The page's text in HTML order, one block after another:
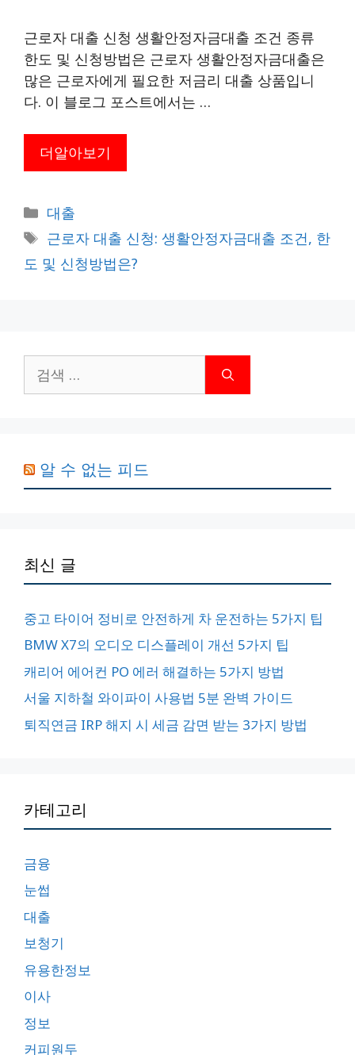
근로자 대출 신청 생활안정자금대출 조건 종류
한도 및 신청방법은 근로자 생활안정자금대출은
많은 근로자에게 필요한 저금리 대출 상품입니
다. 이 블로그 포스트에서는 …
더알아보기
카
테
고
리
대출
태
그
근로자 대출 신청: 생활안정자금대출 조건, 한
도 및 신청방법은?
색:
알 수 없는 피드
최신 글
중고 타이어 정비로 안전하게 차 운전하는 5가지 팁
BMW X7의 오디오 디스플레이 개선 5가지 팁
캐리어 에어컨 PO 에러 해결하는 5가지 방법
서울 지하철 와이파이 사용법 5분 완벽 가이드
퇴직연금 IRP 해지 시 세금 감면 받는 3가지 방법
카테고리
금융
눈썹
대출
보청기
유용한정보
이사
정보
커피원두